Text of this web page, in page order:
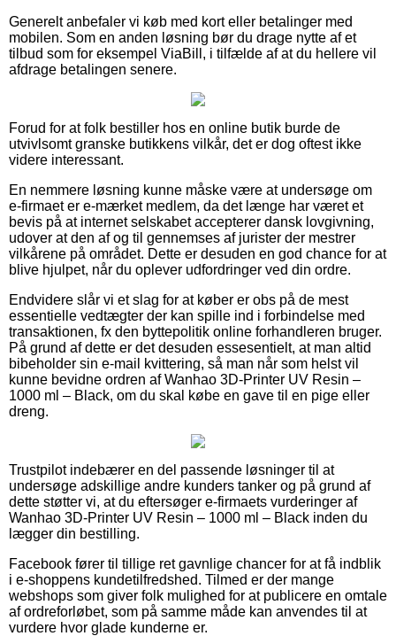
Generelt anbefaler vi køb med kort eller betalinger med
mobilen. Som en anden løsning bør du drage nytte af et
tilbud som for eksempel ViaBill, i tilfælde af at du hellere vil
afdrage betalingen senere.
Forud for at folk bestiller hos en online butik burde de
utvivlsomt granske butikkens vilkår, det er dog oftest ikke
videre interessant.
En nemmere løsning kunne måske være at undersøge om
e-firmaet er e-mærket medlem, da det længe har været et
bevis på at internet selskabet accepterer dansk lovgivning,
udover at den af og til gennemses af jurister der mestrer
vilkårene på området. Dette er desuden en god chance for at
blive hjulpet, når du oplever udfordringer ved din ordre.
Endvidere slår vi et slag for at køber er obs på de mest
essentielle vedtægter der kan spille ind i forbindelse med
transaktionen, fx den byttepolitik online forhandleren bruger.
På grund af dette er det desuden essesentielt, at man altid
bibeholder sin e-mail kvittering, så man når som helst vil
kunne bevidne ordren af Wanhao 3D-Printer UV Resin –
1000 ml – Black, om du skal købe en gave til en pige eller
dreng.
Trustpilot indebærer en del passende løsninger til at
undersøge adskillige andre kunders tanker og på grund af
dette støtter vi, at du eftersøger e-firmaets vurderinger af
Wanhao 3D-Printer UV Resin – 1000 ml – Black inden du
lægger din bestilling.
Facebook fører til tillige ret gavnlige chancer for at få indblik
i e-shoppens kundetilfredshed. Tilmed er der mange
webshops som giver folk mulighed for at publicere en omtale
af ordreforløbet, som på samme måde kan anvendes til at
vurdere hvor glade kunderne er.